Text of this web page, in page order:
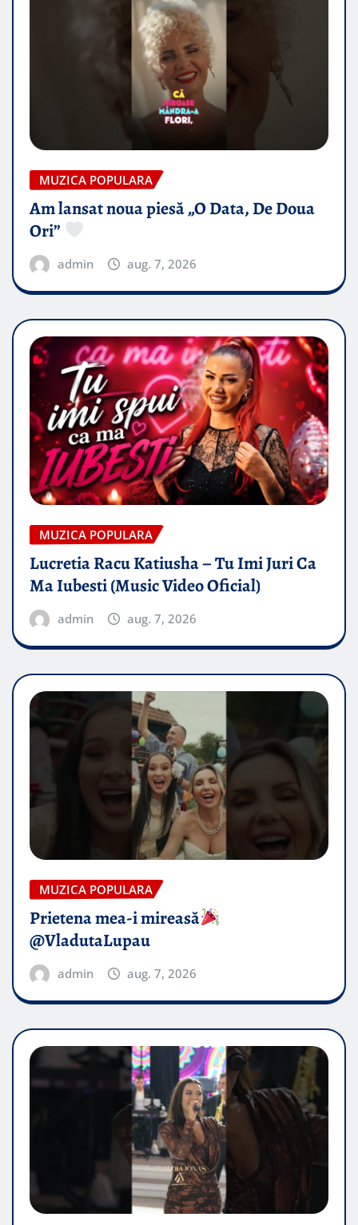
MUZICA POPULARA
Am lansat noua piesă „O Data, De Doua
Ori”
admin aug. 7, 2026
MUZICA POPULARA
Lucretia Racu Katiusha – Tu Imi Juri Ca
Ma Iubesti (Music Video Oficial)
admin aug. 7, 2026
MUZICA POPULARA
Prietena mea-i mireasă​
@VladutaLupau
admin aug. 7, 2026